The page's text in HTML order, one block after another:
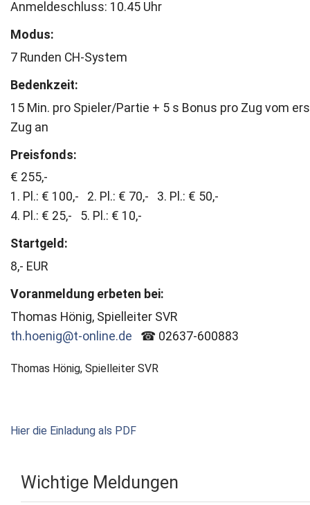
Anmeldeschluss: 10.45 Uhr
Modus:
7 Runden CH-System
Bedenkzeit:
15 Min. pro Spieler/Partie + 5 s Bonus pro Zug vom
Zug an
Preisfonds:
€ 255,-
1. Pl.: € 100,- 2. Pl.: € 70,- 3. Pl.: € 50,-
4. Pl.: € 25,- 5. Pl.: € 10,-
Startgeld:
8,- EUR
Voranmeldung erbeten bei:
Thomas Hönig, Spielleiter SVR
th.hoenig@t-online.de ☎ 02637-600883
Thomas Hönig, Spielleiter SVR
Hier die Einladung als PDF
Wichtige Meldungen